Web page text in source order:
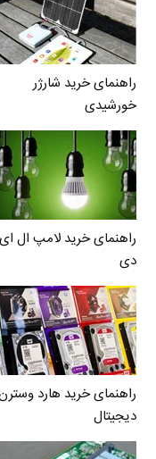
راهنمای خرید شارژر
خورشیدی
راهنمای خرید لامپ ال ای
دی
راهنمای خرید هارد
دیجیتال